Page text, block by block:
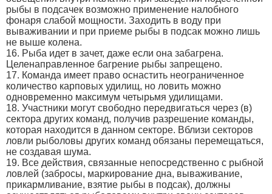
рыбы в подсачек возможно применение налобного
фонаря слабой мощности. Заходить в воду при
вываживании и при приеме рыбы в подсак можно лишь
не выше колена.
16. Рыба идет в зачет, даже если она забагрена.
Целенаправленное багрение рыбы запрещено.
17. Команда имеет право оснастить неограниченное
количество карповых удилищ, но ловить можно
одновременно максимум четырьмя удилищами.
18. Участники могут свободно передвигаться через (в)
сектора других команд, получив разрешение команды,
которая находится в данном секторе. Вблизи секторов
ловли рыболовы других команд обязаны перемещаться,
не создавая шума.
19. Все действия, связанные непосредственно с рыбной
ловлей (забросы, маркирование дна, вываживание,
прикармливание, взятие рыбы в подсак), должны